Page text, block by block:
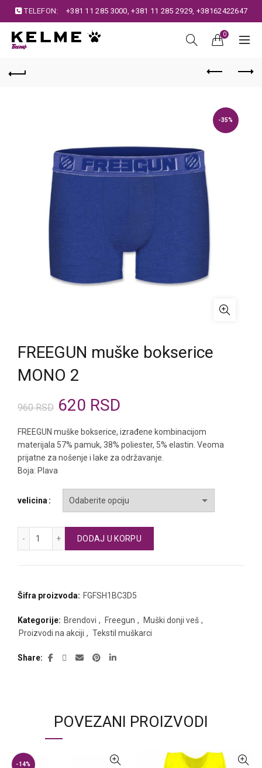
TELEFON: +381 11 285 3000,+381 11 285 2929, +38162422647
0
-35%
FREEGUN muške bokserice
MONO 2
960RSD Originalna
cena
je
960 RSD.
620 RSD
cena
je:
FREEGUN muške bokserice, izrađene kombinacijom
materijala 57% pamuk, 38% poliester, 5% elastin. Veoma
prijatne za nošenje i lake za održavanje.
Boja: Plava
velicina
DODAJ U KORPU
Šifra proizvoda: FGFSH1BC3D5
Kategorije: Brendovi , Freegun , Muški donji veš ,
Proizvodi na akciji , Tekstil muškarci
Share
POVEZANI PROIZVODI
-14%